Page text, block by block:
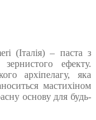
(Італія) – паста з
ефекту.
архіпелагу, яка
мастихіном
основу для будь-